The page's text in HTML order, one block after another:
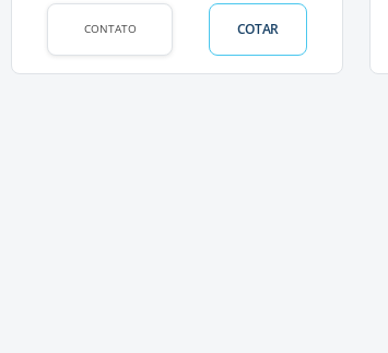
CONTATO COTAR